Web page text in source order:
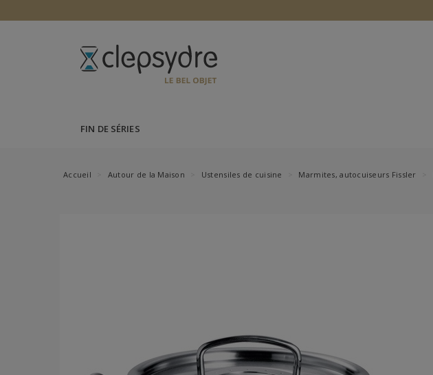
FIN DE SÉRIES
Accueil Autour de la Maison Ustensiles de cuisine Marmites, autocuiseurs Fissler